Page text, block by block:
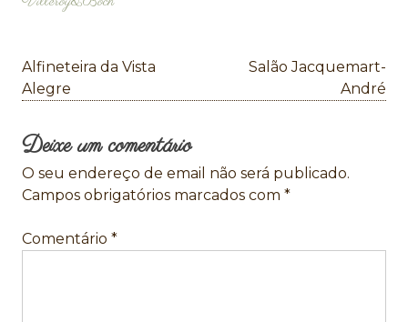
Navegação
de
artigos
Alfineteira da Vista
Alegre
Salão Jacquemart-
André
Deixe um comentário
O seu endereço de email não será publicado.
Campos obrigatórios marcados com *
Comentário *